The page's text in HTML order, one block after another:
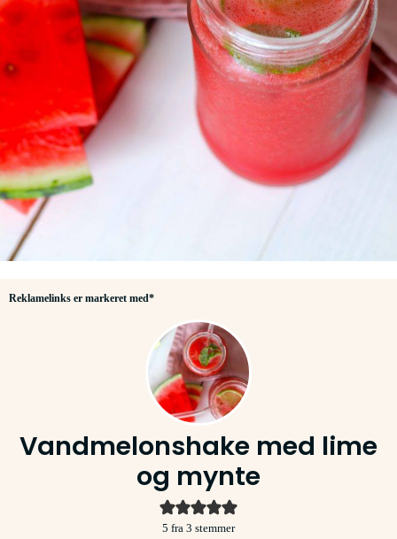
Reklamelinks er markeret med*
Vandmelonshake med lime
og mynte
5 fra 3 stemmer